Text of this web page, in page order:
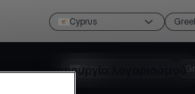
Cyprus
Δημιουργία λογαριασμού
Cyprus